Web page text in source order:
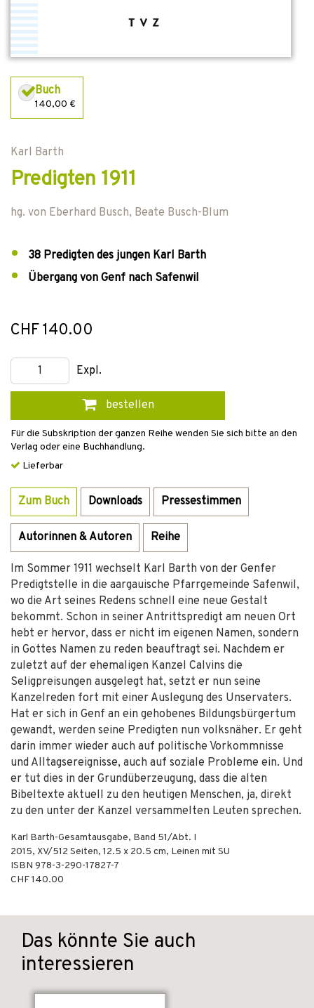
Buch
140,00 €
Karl Barth
Predigten 1911
hg. von Eberhard Busch, Beate Busch-Blum
38 Predigten des jungen Karl Barth
Übergang von Genf nach Safenwil
CHF 140.00
Expl.
bestellen
Für die Subskription der ganzen Reihe wenden Sie sich bitte an den
Verlag oder eine Buchhandlung.
Lieferbar
Zum Buch Downloads Pressestimmen
Autorinnen & Autoren Reihe
Im Sommer 1911 wechselt Karl Barth von der Genfer
Predigtstelle in die aargauische Pfarrgemeinde Safenwil,
wo die Art seines Redens schnell eine neue Gestalt
bekommt. Schon in seiner Antrittspredigt am neuen Ort
hebt er hervor, dass er nicht im eigenen Namen, sondern
in Gottes Namen zu reden beauftragt sei. Nachdem er
zuletzt auf der ehemaligen Kanzel Calvins die
Seligpreisungen ausgelegt hat, setzt er nun seine
Kanzelreden fort mit einer Auslegung des Unservaters.
Hat er sich in Genf an ein gehobenes Bildungsbürgertum
gewandt, werden seine Predigten nun volksnäher. Er geht
darin immer wieder auch auf politische Vorkommnisse
und Alltagsereignisse, auch auf soziale Probleme ein. Und
er tut dies in der Grundüberzeugung, dass die alten
Bibeltexte aktuell zu den heutigen Menschen, ja, direkt
zu den unter der Kanzel versammelten Leuten sprechen.
Karl Barth-Gesamtausgabe, Band 51/Abt. I
2015, XV/512 Seiten, 12.5 x 20.5 cm, Leinen mit SU
ISBN 978-3-290-17827-7
CHF 140.00
Das könnte Sie auch
interessieren